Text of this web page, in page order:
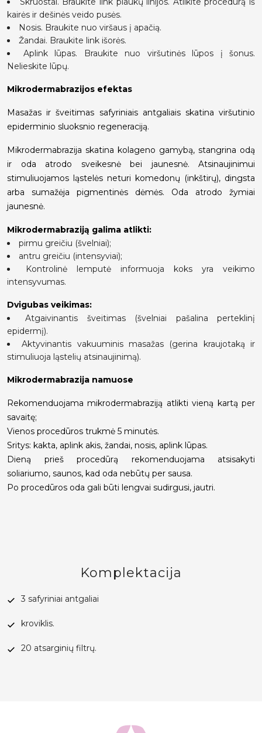
kairės ir dešinės veido pusės.
Nosis. Braukite nuo viršaus į apačią.
Žandai. Braukite link išorės.
Aplink lūpas. Braukite nuo viršutinės lūpos į šonus.
Nelieskite lūpų.
Mikrodermabrazijos efektas
Masažas ir šveitimas safyriniais antgaliais skatina viršutinio
epiderminio sluoksnio regeneraciją.
Mikrodermabrazija skatina kolageno gamybą, stangrina odą
ir oda atrodo sveikesnė bei jaunesnė. Atsinaujinimui
stimuliuojamos ląstelės neturi komedonų (inkštirų), dingsta
arba sumažėja pigmentinės dėmės. Oda atrodo žymiai
jaunesnė.
Mikrodermabraziją galima atlikti:
pirmu greičiu (švelniai);
antru greičiu (intensyviai);
Kontrolinė lemputė informuoja koks yra veikimo
intensyvumas.
Dvigubas veikimas:
Atgaivinantis šveitimas (švelniai pašalina perteklinį
epidermį).
Aktyvinantis vakuuminis masažas (gerina kraujotaką ir
stimuliuoja ląstelių atsinaujinimą).
Mikrodermabrazija namuose
Rekomenduojama mikrodermabraziją atlikti vieną kartą per
savaitę;
Vienos procedūros trukmė 5 minutės.
Sritys: kakta, aplink akis, žandai, nosis, aplink lūpas.
Dieną prieš procedūrą rekomenduojama atsisakyti
soliariumo, saunos, kad oda nebūtų per sausa.
Po procedūros oda gali būti lengvai sudirgusi, jautri.
Komplektacija
3 safyriniai antgaliai
kroviklis.
20 atsarginių filtrų.